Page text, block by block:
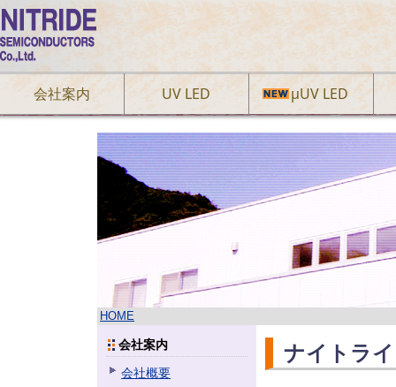
会社案内 UV LED µUV LED
HOME
会社案内
会社概要
ナイトラ